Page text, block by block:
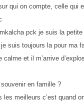
qui on compte, celle qui
pck je suis la petite
suis toujours la pour ma
et il m’arrive
en famille ?
les meilleurs c’est quand